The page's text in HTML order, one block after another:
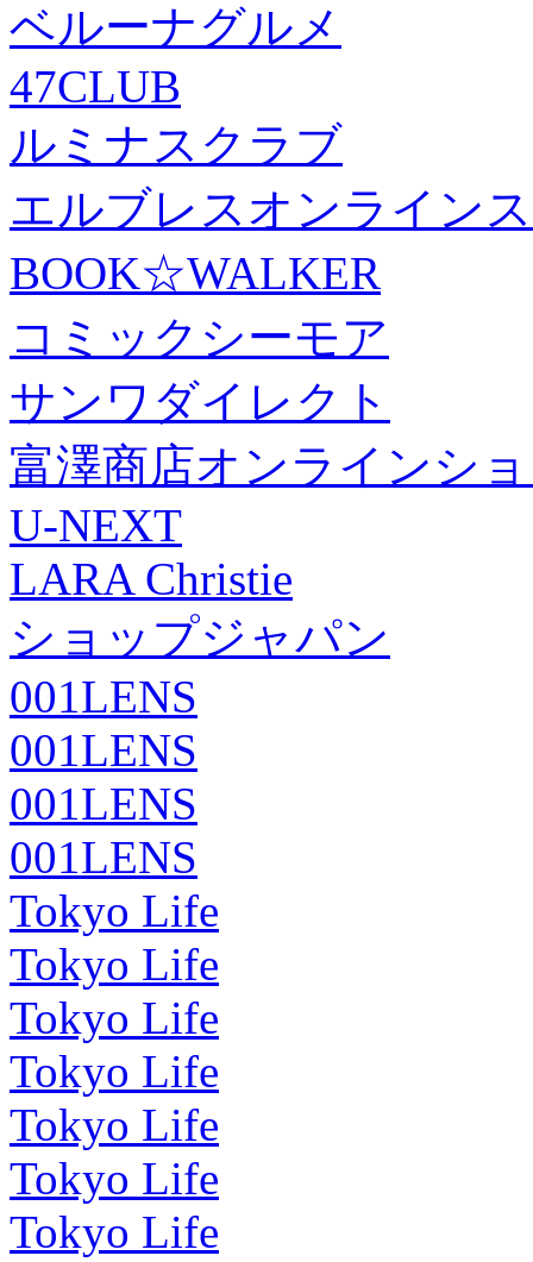
ベルーナグルメ
47CLUB
ルミナスクラブ
エルブレスオンライン
BOOK☆WALKER
コミックシーモア
サンワダイレクト
富澤商店オンラインシ
U-NEXT
LARA Christie
ショップジャパン
001LENS
001LENS
001LENS
001LENS
Tokyo Life
Tokyo Life
Tokyo Life
Tokyo Life
Tokyo Life
Tokyo Life
Tokyo Life